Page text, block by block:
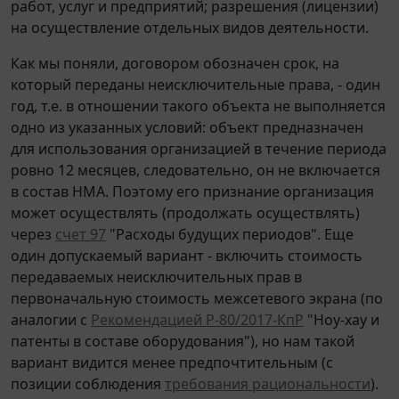
работ, услуг и предприятий; разрешения (лицензии)
на осуществление отдельных видов деятельности.
Как мы поняли, договором обозначен срок, на
который переданы неисключительные права, - один
год, т.е. в отношении такого объекта не выполняется
одно из указанных условий: объект предназначен
для использования организацией в течение периода
ровно 12 месяцев, следовательно, он не включается
в состав НМА. Поэтому его признание организация
может осуществлять (продолжать осуществлять)
через счет 97 "Расходы будущих периодов". Еще
один допускаемый вариант - включить стоимость
передаваемых неисключительных прав в
первоначальную стоимость межсетевого экрана (по
аналогии с Рекомендацией Р-80/2017-КпР "Ноу-хау и
патенты в составе оборудования"), но нам такой
вариант видится менее предпочтительным (с
позиции соблюдения требования рациональности).